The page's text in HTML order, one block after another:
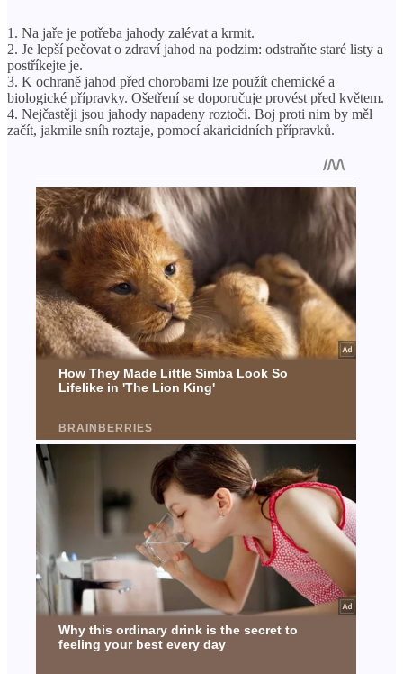
1. Na jaře je potřeba jahody zalévat a krmit.
2. Je lepší pečovat o zdraví jahod na podzim: odstraňte staré listy a
postříkejte je.
3. K ochraně jahod před chorobami lze použít chemické a
biologické přípravky. Ošetření se doporučuje provést před květem.
4. Nejčastěji jsou jahody napadeny roztoči. Boj proti nim by měl
začít, jakmile sníh roztaje, pomocí akaricidních přípravků.